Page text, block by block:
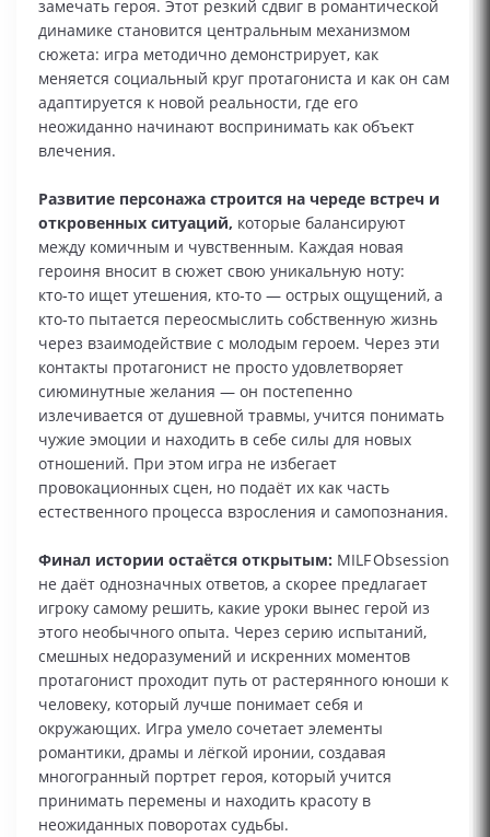
замечать героя. Этот резкий сдвиг в романтической
динамике становится центральным механизмом
сюжета: игра методично демонстрирует, как
меняется социальный круг протагониста и как он сам
адаптируется к новой реальности, где его
неожиданно начинают воспринимать как объект
влечения.
Развитие персонажа строится на череде встреч и
откровенных ситуаций, которые балансируют
между комичным и чувственным. Каждая новая
героиня вносит в сюжет свою уникальную ноту:
кто‑то ищет утешения, кто‑то — острых ощущений, а
кто‑то пытается переосмыслить собственную жизнь
через взаимодействие с молодым героем. Через эти
контакты протагонист не просто удовлетворяет
сиюминутные желания — он постепенно
излечивается от душевной травмы, учится понимать
чужие эмоции и находить в себе силы для новых
отношений. При этом игра не избегает
провокационных сцен, но подаёт их как часть
естественного процесса взросления и самопознания.
Финал истории остаётся открытым: MILF Obsession
не даёт однозначных ответов, а скорее предлагает
игроку самому решить, какие уроки вынес герой из
этого необычного опыта. Через серию испытаний,
смешных недоразумений и искренних моментов
протагонист проходит путь от растерянного юноши к
человеку, который лучше понимает себя и
окружающих. Игра умело сочетает элементы
романтики, драмы и лёгкой иронии, создавая
многогранный портрет героя, который учится
принимать перемены и находить красоту в
неожиданных поворотах судьбы.